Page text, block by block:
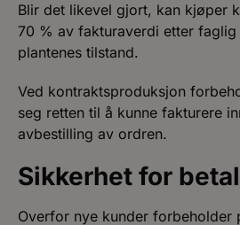
Blir det likevel gjort, kan kjøper
70 % av fakturaverdi etter
plantenes tilstand.
Ved kontraktsproduksjon
seg retten til å kunne fakturere
avbestilling av ordren.
Sikkerhet for
Overfor nye kunder forbeholder